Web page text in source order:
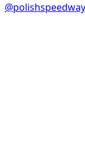
@polishspeedway